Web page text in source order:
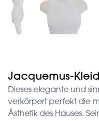
Jacquemus-Kleid
Dieses elegante und
verkörpert perfekt die
Ästhetik des Hauses.